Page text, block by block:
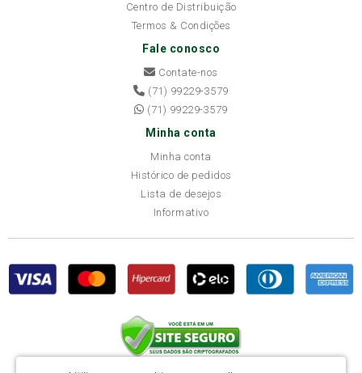
Centro de Distribuição
Termos & Condições
Fale conosco
Contate-nos
(71) 99229-3579
(71) 99229-3579
Minha conta
Minha conta
Histórico de pedidos
Lista de desejos
Informativo